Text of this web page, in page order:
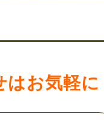
はお気軽に